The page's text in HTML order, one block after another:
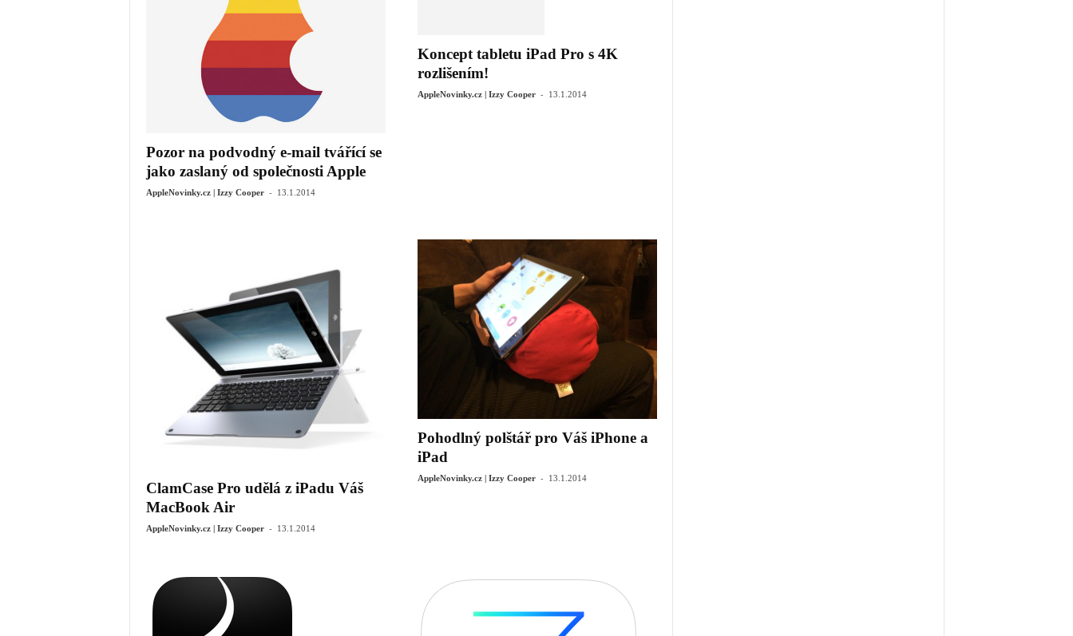
Pozor na podvodný e-mail tvářící se
jako zaslaný od společnosti Apple
AppleNovinky.cz | Izzy Cooper - 13.1.2014
Koncept tabletu iPad Pro s 4K
rozlišením!
AppleNovinky.cz | Izzy Cooper - 13.1.2014
ClamCase Pro udělá z iPadu Váš
MacBook Air
AppleNovinky.cz | Izzy Cooper - 13.1.2014
Pohodlný polštář pro Váš iPhone a
iPad
AppleNovinky.cz | Izzy Cooper - 13.1.2014